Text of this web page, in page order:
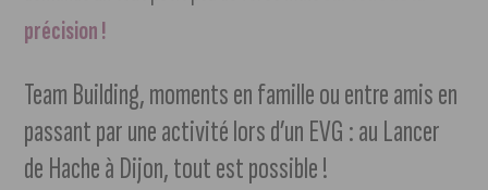
précision !
Team Building, moments en famille ou entre amis en
passant par une activité lors d’un EVG : au Lancer
de Hache à Dijon, tout est possible !